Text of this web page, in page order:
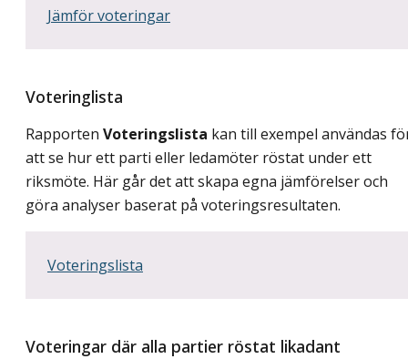
Jämför voteringar
Voteringlista
Rapporten Voteringslista kan till exempel användas
att se hur ett parti eller ledamöter röstat under ett
riksmöte. Här går det att skapa egna jämförelser och
göra analyser baserat på voteringsresultaten.
Voteringslista
Voteringar där alla partier röstat likadant